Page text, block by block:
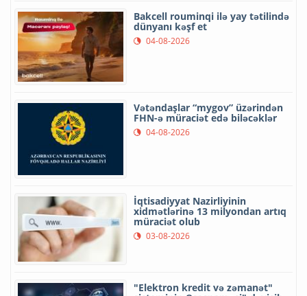
Bakcell rouminqi ilə yay tətilində
dünyanı kəşf et
04-08-2026
Vətəndaşlar “mygov” üzərindən
FHN-ə müraciət edə biləcəklər
04-08-2026
İqtisadiyyat Nazirliyinin
xidmətlərinə 13 milyondan artıq
müraciət olub
03-08-2026
"Elektron kredit və zəmanət"